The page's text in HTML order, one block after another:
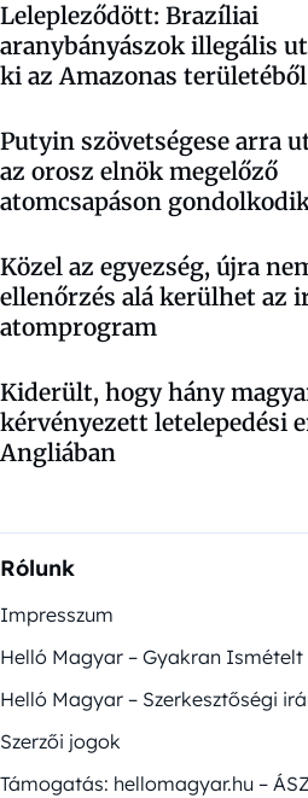
Lelepleződött: Brazíliai
aranybányászok illegális
ki az Amazonas területéből
Putyin szövetségese arra
az orosz elnök megelőző
atomcsapáson
Közel az egyezség, újra
ellenőrzés alá kerülhet az
atomprogram
Kiderült, hogy hány
kérvényezett letelepedési
Angliában
Rólunk
Impresszum
Helló Magyar – Gyakran Ismételt
Helló Magyar – Szerkesztőségi
Szerzői jogok
Támogatás: hellomagyar.hu –